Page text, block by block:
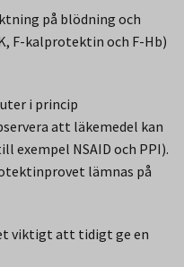
på blödning och
F-kalprotektin och F-Hb)
i princip
att läkemedel kan
NSAID och PPI).
lämnas på
viktigt att tidigt ge en